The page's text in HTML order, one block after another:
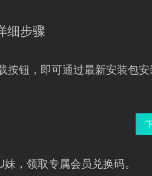
细步骤
按钮，即可通过最新安装包安
，领取专属会员兑换码。